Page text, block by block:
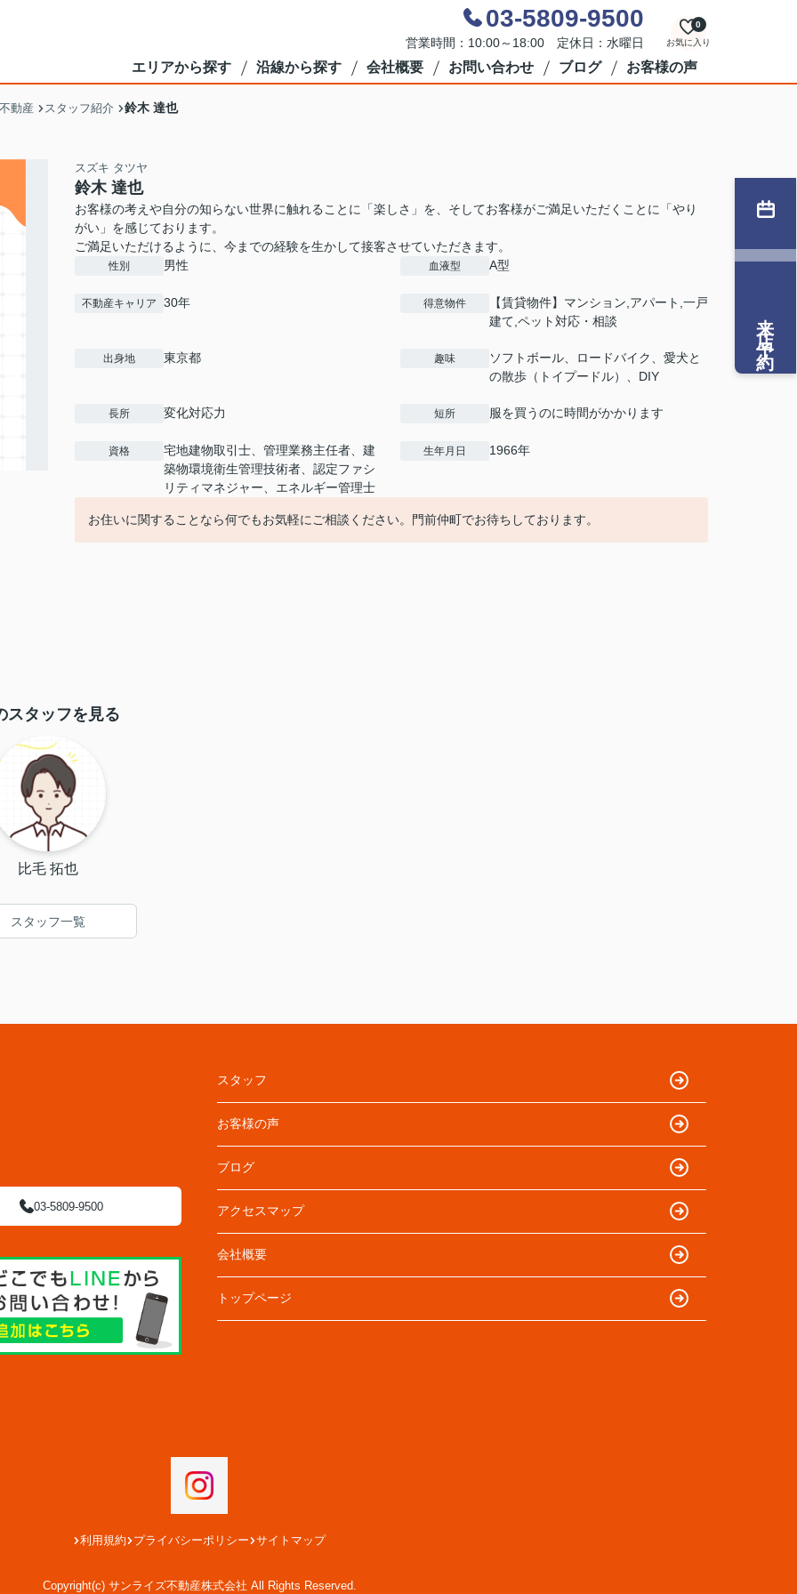
03-5809-9500
営業時間：10:00～18:00 定休日：水曜日 お気に入り
0
エリアから探す 沿線から探す 会社概要 お問い合わせ ブログ お客様の声
動産 スタッフ紹介 鈴木 達也
スズキ タツヤ
鈴木 達也
お客様の考えや自分の知らない世界に触れることに「楽しさ」を、そしてお客様がご満足いただくことに「やり
がい」を感じております。
ご満足いただけるように、今までの経験を生かして接客させていただきます。
性別 男性 血液型 A型
不動産キャリア 30年 得意物件
【賃貸物件】マンション,アパート,一戸
建て,ペット対応・相談
出身地 東京都 趣味
ソフトボール、ロードバイク、愛犬と
の散歩（トイプードル）、DIY
長所 変化対応力 短所 服を買うのに時間がかかります
資格
宅地建物取引士、管理業務主任者、建
築物環境衛生管理技術者、認定ファシ
リティマネジャー、エネルギー管理士
生年月日 1966年
お住いに関することなら何でもお気軽にご相談ください。門前仲町でお待ちしております。
スタッフを見る
比毛 拓也
スタッフ一覧
来店予約
03-5809-9500
スタッフ
お客様の声
ブログ
アクセスマップ
会社概要
トップページ
利用規約 プライバシーポリシー サイトマップ
Copyright(c) サンライズ不動産株式会社 All Rights Reserved.